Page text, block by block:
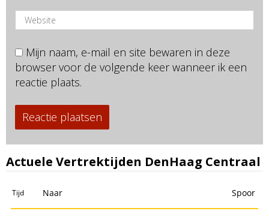
Mijn naam, e-mail en site bewaren in deze
browser voor de volgende keer wanneer ik een
reactie plaats.
Actuele Vertrektijden DenHaag Centraal